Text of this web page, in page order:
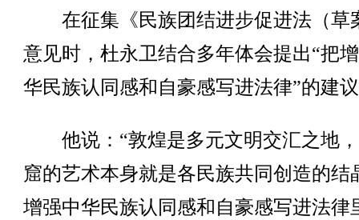
在征集《民族团结进步促进法（草
意见时，杜永卫结合多年体会提出“把
华民族认同感和自豪感写进法律”的建
他说：“敦煌是多元文明交汇之地
窟的艺术本身就是各民族共同创造的结
增强中华民族认同感和自豪感写进法律